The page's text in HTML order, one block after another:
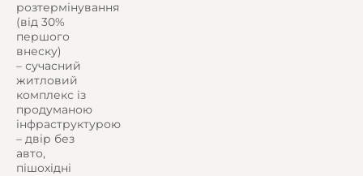
розтермінування
(від 30%
першого
внеску)
– сучасний
житловий
комплекс із
продуманою
інфраструктурою
– двір без
авто,
пішохідні